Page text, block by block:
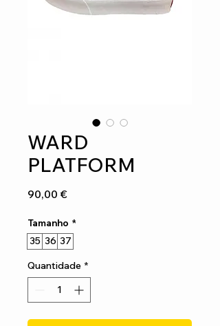
WARD
PLATFORM
90,00 €Preço
Tamanho *
35 36 37
Quantidade *